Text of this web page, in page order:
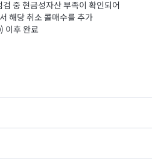
중 현금성자산 부족이 확인되어
해당 취소 콜매수를 추가
이후 완료